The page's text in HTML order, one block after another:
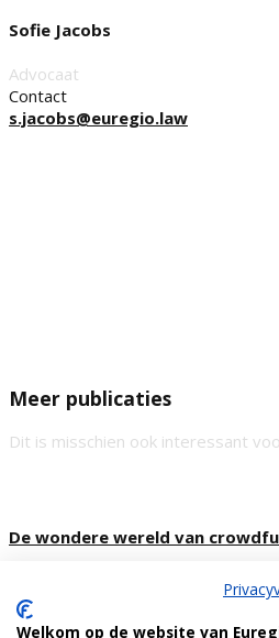
Sofie Jacobs
Advocaat
Contact
s.jacobs@euregio.law
Meer publicaties
Dit is misschien ook interessant
De wondere wereld van
Welkom op de website van